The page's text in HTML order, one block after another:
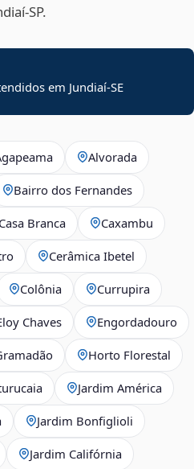
em Jundiaí-SE
Alvorada
Bairro dos Fernandes
Casa Branca Caxambu
Cerâmica Ibetel
Colônia Currupira
Chaves Engordadouro
Horto Florestal
Jardim América
Jardim Bonfiglioli
Jardim Califórnia